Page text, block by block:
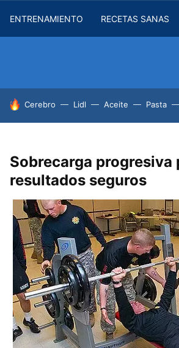
ENTRENAMIENTO RECETAS SANAS
HOY SE HABLA DE
Cerebro Lidl Aceite Pasta
Sobrecarga progresiva
resultados seguros